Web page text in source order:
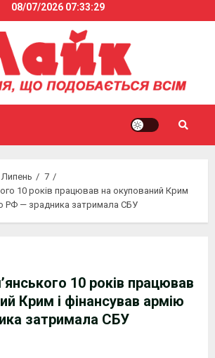
08/07/2026 07:33:29
Липень
7
10 років працював на окупований Крим
РФ — зрадника затримала СБУ
10 років працював
Крим і фінансував армію
затримала СБУ